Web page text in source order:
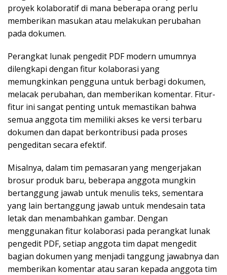
proyek kolaboratif di mana beberapa orang perlu
memberikan masukan atau melakukan perubahan
pada dokumen.
Perangkat lunak pengedit PDF modern umumnya
dilengkapi dengan fitur kolaborasi yang
memungkinkan pengguna untuk berbagi dokumen,
melacak perubahan, dan memberikan komentar. Fitur-
fitur ini sangat penting untuk memastikan bahwa
semua anggota tim memiliki akses ke versi terbaru
dokumen dan dapat berkontribusi pada proses
pengeditan secara efektif.
Misalnya, dalam tim pemasaran yang mengerjakan
brosur produk baru, beberapa anggota mungkin
bertanggung jawab untuk menulis teks, sementara
yang lain bertanggung jawab untuk mendesain tata
letak dan menambahkan gambar. Dengan
menggunakan fitur kolaborasi pada perangkat lunak
pengedit PDF, setiap anggota tim dapat mengedit
bagian dokumen yang menjadi tanggung jawabnya dan
memberikan komentar atau saran kepada anggota tim